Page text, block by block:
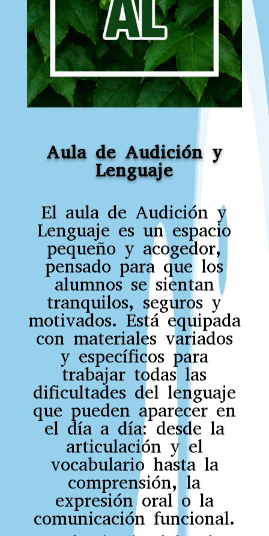
Aula de Audición y
Lenguaje
El aula de Audición y
Lenguaje es un espacio
pequeño y acogedor,
pensado para que los
alumnos se sientan
tranquilos, seguros y
motivados. Está equipada
con materiales variados
y específicos para
trabajar todas las
dificultades del lenguaje
que pueden aparecer en
el día a día: desde la
articulación y el
vocabulario hasta la
comprensión, la
expresión oral o la
comunicación funcional.